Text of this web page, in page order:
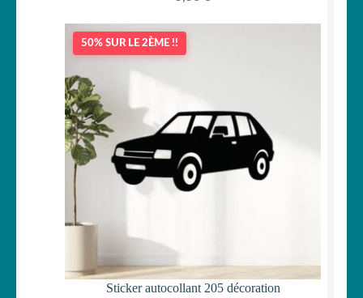
50% SUR LE 2ÈME !!
Sticker autocollant 205 décoration